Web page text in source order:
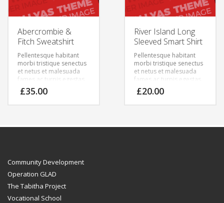
Abercrombie &
Fitch Sweatshirt
Pellentesque habitant
morbi tristique senectus
et netus et malesuada
fames ac turpis egestas.
Vestibulum tortor quam,
feugiat vitae, ultricies
semper. Aenean ultricies
£35.00
River Island Long
Sleeved Smart Shirt
Pellentesque habitant
morbi tristique senectus
et netus et malesuada
fames ac turpis egestas.
Vestibulum tortor quam,
feugiat vitae, ultricies
semper. Aenean ultricies
£20.00
Community Development
Operation GLAD
The Tabitha Project
Vocational School